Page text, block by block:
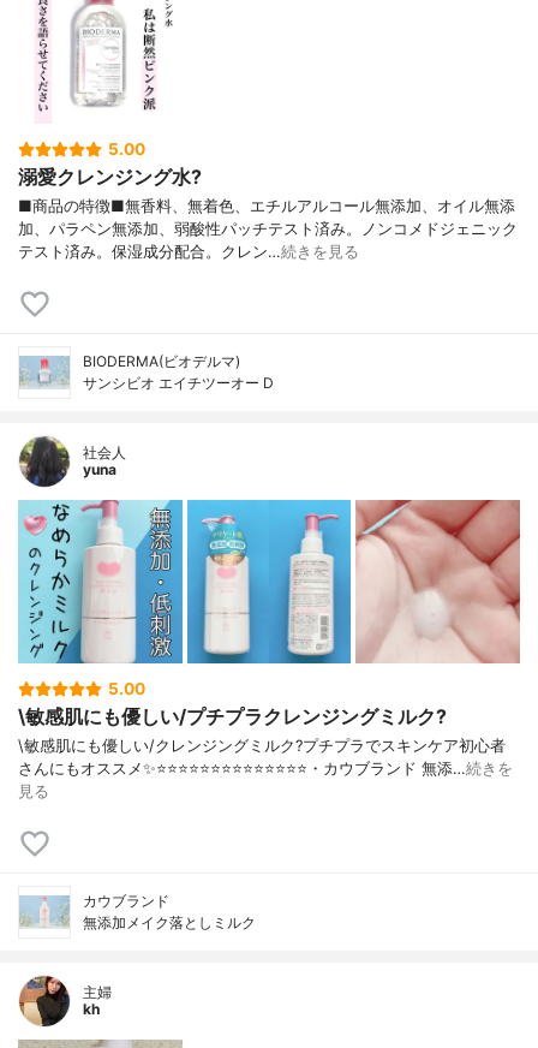
5.00
溺愛クレンジング水?
■商品の特徴■無香料、無着色、エチルアルコール無添加、オイル無添
加、パラペン無添加、弱酸性パッチテスト済み。ノンコメドジェニック
テスト済み。保湿成分配合。クレン…続きを見る
BIODERMA(ビオデルマ)
サンシビオ エイチツーオー D
社会人
yuna
5.00
\敏感肌にも優しい/プチプラクレンジングミルク?
\敏感肌にも優しい/クレンジングミルク?プチプラでスキンケア初心者
さんにもオススメ✨⭐️⭐️⭐️⭐️⭐️⭐️⭐️⭐️⭐️⭐️⭐️⭐️⭐️⭐️・カウブランド 無添…続きを
見る
カウブランド
無添加メイク落としミルク
主婦
kh